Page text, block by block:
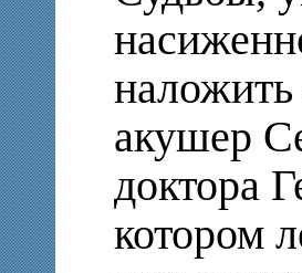
акушер
доктора
котором